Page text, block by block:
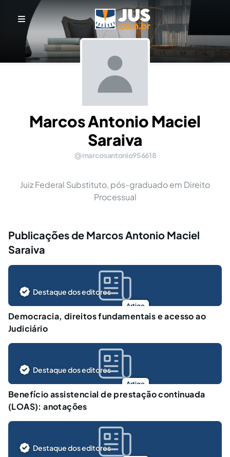
Marcos Antonio Maciel
Saraiva
marcosantonio956618
Juiz Federal Substituto, pós-graduado em Direito
Processual
Publicações de Marcos Antonio Maciel
Saraiva
Artigo
Destaque dos editores
Democracia, direitos fundamentais e acesso ao
Judiciário
Artigo
Destaque dos editores
Benefício assistencial de prestação continuada
(LOAS): anotações
Destaque dos editores